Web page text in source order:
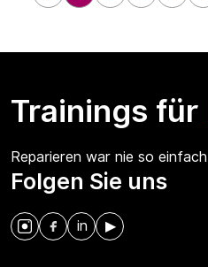
Trainings für
Reparieren war nie so einfach
Folgen Sie uns
in ▶